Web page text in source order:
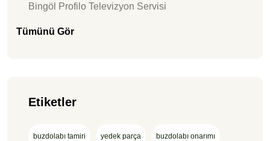
Bingöl Profilo Televizyon Servisi
Tümünü Gör
Etiketler
buzdolabı tamiri yedek parça buzdolabı onarımı